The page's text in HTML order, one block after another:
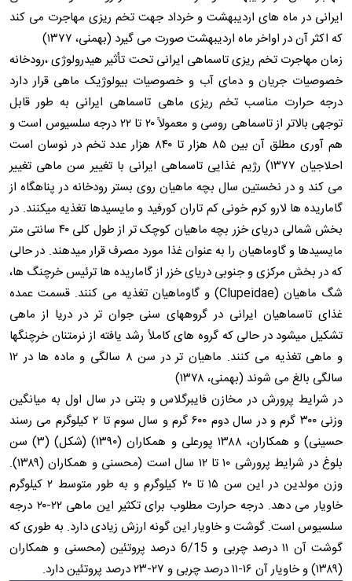
ایرانی در ماه های اردیبهشت و خرداد جهت تخم ریزی مهاجرت می کند
که اکثر آن در اواخر ماه اردیبهشت صورت می گیرد (بهمنی، ۱۳۷۷)
زمان مهاجرت تخم ریزی تاسماهی ایرانی تحت تأثیر هیدرولوژی ،رودخانه
خصوصیات جریان و دمای آب و خصوصیات بیولوژیک ماهی قرار دارد
درجه حرارت مناسب تخم ریزی ماهی تاسماهی ایرانی به طور قابل
توجهی بالاتر از تاسماهی روسی و معمولاً ۲۰ تا ۲۲ درجه سلسیوس است و
هم آوری مطلق آن بین ۸۵ هزار تا ۸۴۰ هزار عدد تخم در نوسان است
احلاجیان ۱۳۷۷) رژیم غذایی تاسماهی ایرانی با تغییر سن ماهی تغییر
می کند و در نخستین سال بچه ماهیان روی بستر رودخانه در پناهگاه از
گاماریده ها لارو کرم خونی کم تاران کورفید و مایسیدها تغذیه میکنند. در
بخش شمالی دریای خزر بچه ماهیان کوچک تر از طول کلی ۴۰ سانتی متر
مایسیدها و گاوماهیان را به عنوان غذا مورد مصرف قرار میدهند. در حالی
که در بخش مرکزی و جنوبی دریای خزر از گاماریده ها ترئیس خرچنگ ها،
شگ ماهیان (Clupeidae) و گاوماهیان تغذیه می کنند. قسمت عمده
غذای تاسماهیان ایرانی در گروههای سنی جوان تر در دریا از ماهی
تشکیل میشود در حالی که گروه های کاملاً رشد یافته از نرمتنان خرچنگها
و ماهی تغذیه می کنند. ماهیان تر در سن ۸ سالگی و ماده ها در ۱۲
سالگی بالغ می شوند (بهمنی، ۱۳۷۸)
در شرایط پرورش در مخازن فایبرگلاس و بتنی در سال اول به میانگین
وزنی ۳۰۰ گرم و در سال دوم ۶۰۰ گرم و سال سوم تا ۲ کیلوگرم می رسند
حسینی) و همکاران، ۱۳۸۸ پورعلی و همکاران (۱۳۹۰) (شکل) (۳) سن
بلوغ در شرایط پرورشی ۱۰ تا ۱۲ سال است (محسنی و همکاران (۱۳۸۹).
وزن مولدین در این سن ۱۵ تا ۲۰ کیلوگرم و به طور متوسط ۲ کیلوگرم
خاویار می دهد. درجه حرارت مطلوب برای تکثیر این ماهی ۲۲-۲۰ درجه
سلسیوس است. گوشت و خاویار این گونه ارزش زیادی دارد. به طوری که
گوشت آن ۱۱ درصد چربی و 6/15 درصد پروتئین (محسنی و همکاران
(۱۳۸۹) و خاویار آن ۱۶-۱۱ درصد چربی و ۲۷-۲۳ درصد پروتئین دارد.